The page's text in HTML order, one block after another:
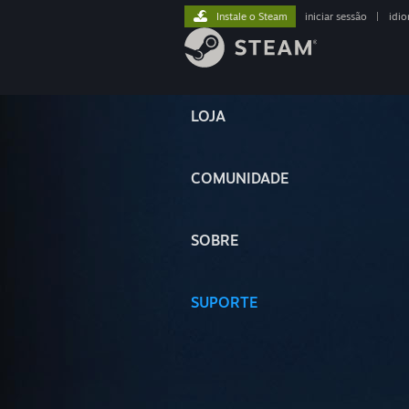
LOJA
COMUNIDADE
SOBRE
SUPORTE
Instale o Steam iniciar sessão